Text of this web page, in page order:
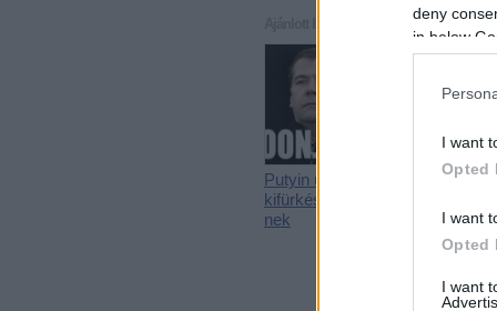
deny
in below
I want
Opted
I want
Opted
I want
Putyin útjai
kifürkészhetetle
nek
Putyin,
az orosz
tudatlanság